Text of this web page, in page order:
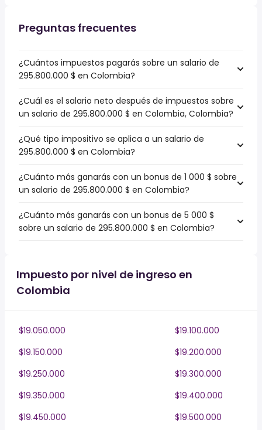
Preguntas frecuentes
¿Cuántos impuestos pagarás sobre un salario de
295.800.000 $ en Colombia?
¿Cuál es el salario neto después de impuestos sobre
un salario de 295.800.000 $ en Colombia, Colombia?
¿Qué tipo impositivo se aplica a un salario de
295.800.000 $ en Colombia?
¿Cuánto más ganarás con un bonus de 1 000 $ sobre
un salario de 295.800.000 $ en Colombia?
¿Cuánto más ganarás con un bonus de 5 000 $
sobre un salario de 295.800.000 $ en Colombia?
Impuesto por nivel de ingreso en
Colombia
$19.050.000
$19.100.000
$19.150.000
$19.200.000
$19.250.000
$19.300.000
$19.350.000
$19.400.000
$19.450.000
$19.500.000